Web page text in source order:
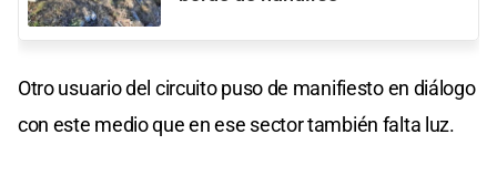
Otro usuario del circuito puso de manifiesto en diálogo
con este medio que en ese sector también falta luz.